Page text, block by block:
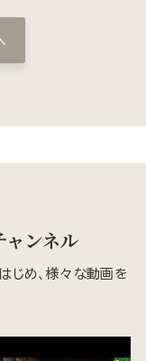
ンネル
じめ、様々な動画を